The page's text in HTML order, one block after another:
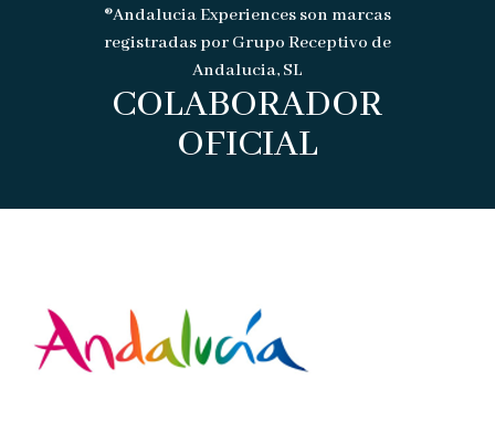
®Andalucia Experiences son marcas
registradas por Grupo Receptivo de
Andalucia, SL
COLABORADOR
OFICIAL